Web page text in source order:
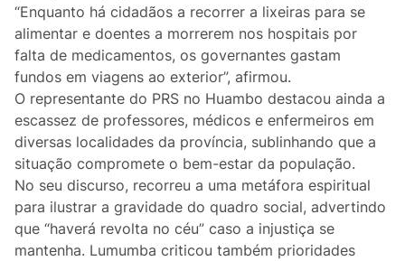
Auto
Agricultura
Vozes Pontuais
Lifestyle
Casa
Fama
“Enquanto há cidadãos a recorrer a lixeiras para se
alimentar e doentes a morrerem nos hospitais por
falta de medicamentos, os governantes gastam
fundos em viagens ao exterior”, afirmou.
O representante do PRS no Huambo destacou ainda a
escassez de professores, médicos e enfermeiros em
diversas localidades da província, sublinhando que a
situação compromete o bem-estar da população.
No seu discurso, recorreu a uma metáfora espiritual
para ilustrar a gravidade do quadro social, advertindo
que “haverá revolta no céu” caso a injustiça se
mantenha. Lumumba criticou também prioridades